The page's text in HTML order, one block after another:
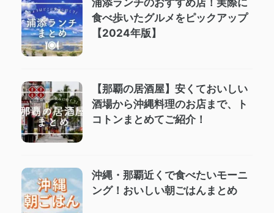
浦添ランチのおすすめ店！実際に
食べ歩いたグルメをピックアップ
【2024年版】
【那覇の居酒屋】安くておいしい
酒場から沖縄料理のお店まで、ト
コトンまとめてご紹介！
沖縄・那覇近くで食べたいモーニ
ング！おいしい朝ごはんまとめ